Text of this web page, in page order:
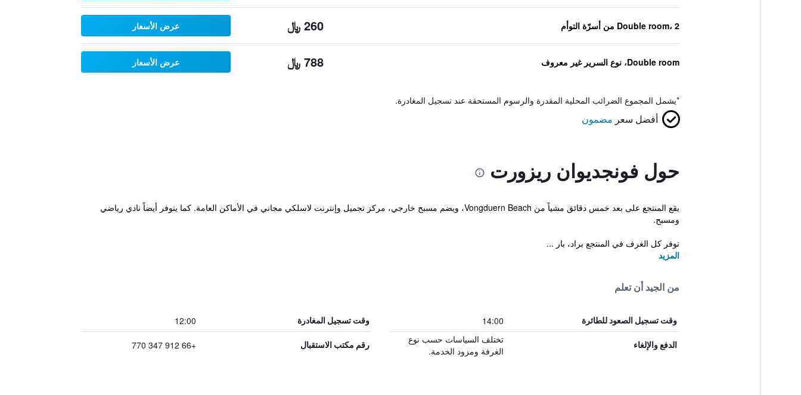
Double room، 2 من أسرّة التوأم 260 ﷼ عرض الأسعار
Double room، نوع السرير غير معروف 788 ﷼ عرض الأسعار
*يشمل المجموع الضرائب المحلية المقدرة والرسوم المستحقة عند تسجيل المغادرة.
أفضل سعر مضمون
حول فونجديوان ريزورت
يقع المنتجع على بعد خمس دقائق مشياً من Vongduern Beach، ويضم مسبح خارجي، مركز تجميل وإنترنت لاسلكي مجاني في الأماكن العامة. كما يتوفر أيضاً نادي رياضي
ومسبح.
توفر كل الغرف في المنتجع براد، بار ...
المزيد
من الجيد أن تعلم
وقت تسجيل الصعود للطائرة 14:00 وقت تسجيل المغادرة 12:00
الدفع والإلغاء
تختلف السياسات حسب نوع
الغرفة ومزود الخدمة.
رقم مكتب الاستقبال +66 912 347 770